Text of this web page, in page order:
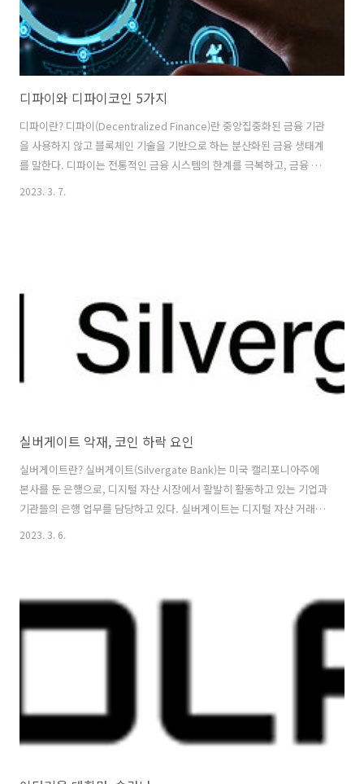
디파이와 디파이코인 5가지
디파이란? 디파이(Decentralized Finance)란 중앙집중화된 금융 기관
을 사용하지 않고 블록체인 기술을 기반으로 하는 분산화된 금융 생태계
를 말한다. 디파이는 전통적인 금융 시스템의 한계를 극복하고, 금융 시
스템에 대한 접근성을 개선하기 위한 새로운 접근 방식이다. 디파이는 블
로 대체한다는 데에 있다. 스마트 계약은 블록체인 상에서 프로그램이..
2023. 3. 7.
실버게이트 악재, 코인 하락 요인
실버게이트란? 실버게이트(Silvergate Bank)는 미국 캘리포니아주에
본사를 둔 은행으로, 디지털 자산 시장에서 활발히 활동하고 있는 기업과
기관들의 은행 업무를 담당하고 있다. 실버게이트는 디지털 자산 거래소
들과 함께 일하는 은행으로, 이들 거래소들은 실버게이트와 제휴하여 디
(BTC), 이더리움(ETH), 리플(XRP) 등의 디지털 자산을 보유하고 있으며,
대규모의 디지털 자산 거래를 지원하고 있다. 실버게이트는 높은 수준의
2023. 3. 6.